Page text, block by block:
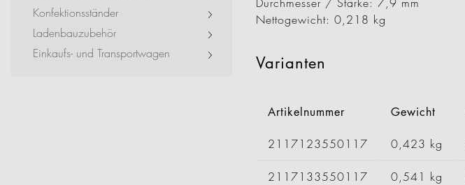
Event + Messe
Dienstleister + Small Business
Konfektionsständer
Ladenbauzubehör
Einkaufs- und Transportwagen
Durchmesser / Stärke: 7,9 mm
Nettogewicht: 0,218 kg
Varianten
Artikelnummer Gewicht
2117123550117 0,423 kg
2117133550117 0,541 kg